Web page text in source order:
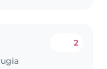
2